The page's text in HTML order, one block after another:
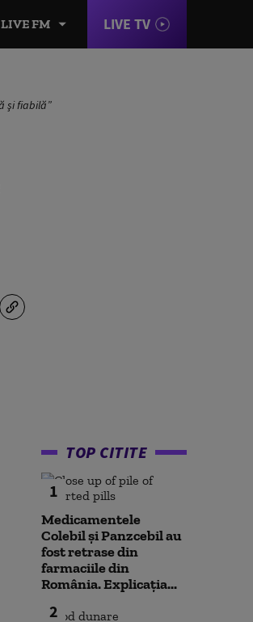
LIVE FM LIVE TV
şi fiabilă”
TOP CITITE
1
Medicamentele
Colebil și Panzcebil au
fost retrase din
farmaciile din
România. Explicația...
2